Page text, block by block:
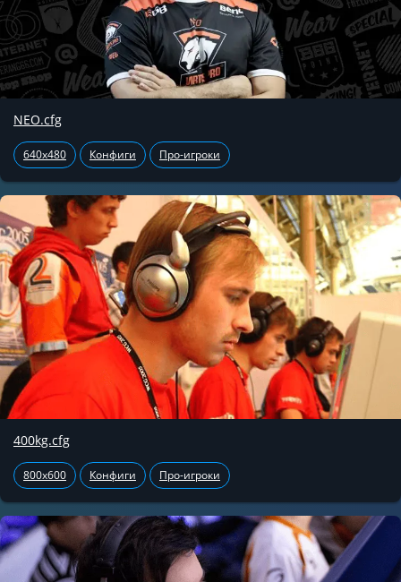
NEO.cfg
640x480 Конфиги Про-игроки
400kg.cfg
800x600 Конфиги Про-игроки